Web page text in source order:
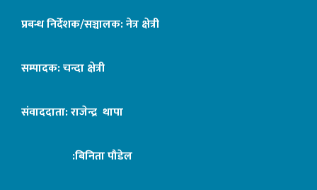
प्रबन्ध निर्देशक/सञ्चालक: नेत्र क्षेत्री
सम्पादक: चन्दा क्षेत्री
संवाददाता: राजेन्द्र थापा
:बिनिता पौडेल